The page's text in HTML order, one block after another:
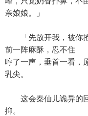
亲娘娘。」
「先放开我，被你抱
前一阵麻酥，忍不住
哼了一声，垂首一看，
乳尖。
这会秦仙儿诡异的回
抑。